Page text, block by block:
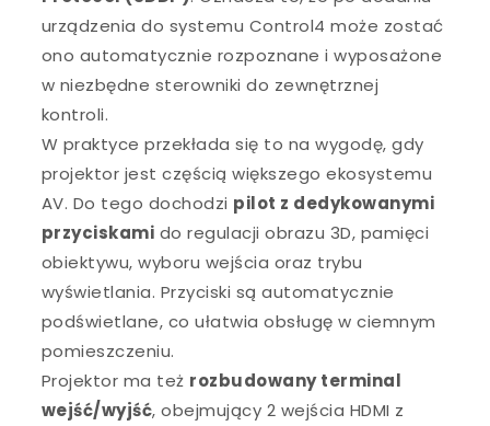
urządzenia do systemu Control4 może zostać
ono automatycznie rozpoznane i wyposażone
w niezbędne sterowniki do zewnętrznej
kontroli.
W praktyce przekłada się to na wygodę, gdy
projektor jest częścią większego ekosystemu
AV. Do tego dochodzi pilot z dedykowanymi
przyciskami do regulacji obrazu 3D, pamięci
obiektywu, wyboru wejścia oraz trybu
wyświetlania. Przyciski są automatycznie
podświetlane, co ułatwia obsługę w ciemnym
pomieszczeniu.
Projektor ma też rozbudowany terminal
wejść/wyjść, obejmujący 2 wejścia HDMI z